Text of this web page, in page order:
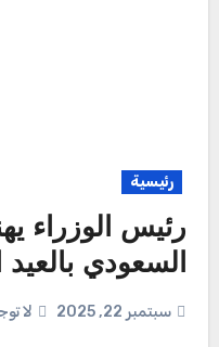
رئيسية
رئيس الوزراء
السعودي
سبتمبر 22, 2025 لا